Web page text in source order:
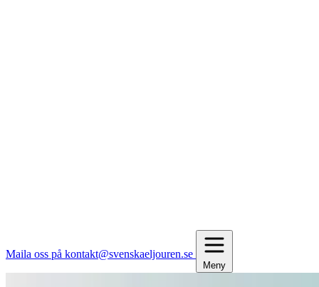
Maila oss på kontakt@svenskaeljouren.se
Meny